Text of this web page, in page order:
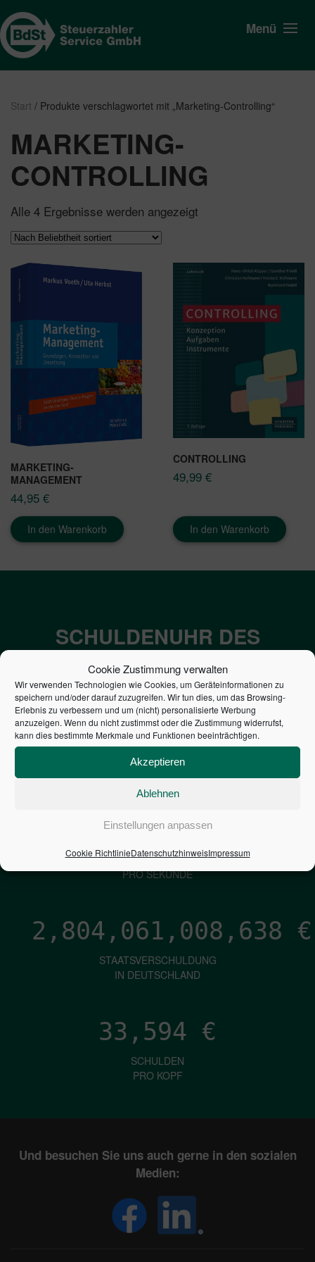
Cookie Zustimmung verwalten
Wir verwenden Technologien wie Cookies, um Geräteinformationen zu
speichern und/oder darauf zuzugreifen. Wir tun dies, um das Browsing-
Erlebnis zu verbessern und um (nicht) personalisierte Werbung
anzuzeigen. Wenn du nicht zustimmst oder die Zustimmung widerrufst,
kann dies bestimmte Merkmale und Funktionen beeinträchtigen.
Akzeptieren
Ablehnen
Einstellungen anpassen
Cookie RichtlinieDatenschutzhinweisImpressum
Menü
Start / Produkte verschlagwortet mit „Marketing-Controlling“
MARKETING-
CONTROLLING
Alle 4 Ergebnisse werden angezeigt
MARKETING-
MANAGEMENT
44,95 €
In den Warenkorb
CONTROLLING
49,99 €
In den Warenkorb
SCHULDENUHR DES
BUNDES DER
STEUERZAHLER
7,052€
NEUVERSCHULDUNG
1,601€
ZINSEN
PRO SEKUNDE
2,804,061,009,908 €
STAATSVERSCHULDUNG
IN DEUTSCHLAND
33,594 €
SCHULDEN
PRO KOPF
Und besuchen Sie uns auch gerne in den sozialen
Medien: